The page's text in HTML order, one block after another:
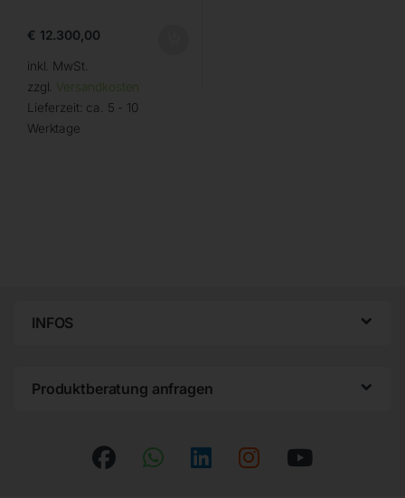
€ 12.300,00
inkl. MwSt.
zzgl. Versandkosten
Lieferzeit: ca. 5 - 10
Werktage
INFOS
Produktberatung anfragen